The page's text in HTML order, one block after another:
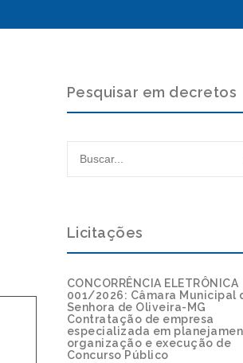
Pesquisar em decretos
Licitações
CONCORRÊNCIA ELETRÔNICA
001/2026: Câmara Municipal
Senhora de Oliveira-MG
Contratação de empresa
especializada em
organização e execução de
Concurso Público